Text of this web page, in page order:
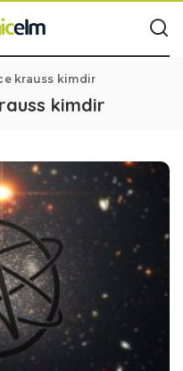
krauss kimdir
kimdir